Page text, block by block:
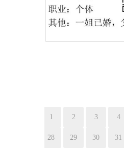
1 2 3 4
28 29 30 31